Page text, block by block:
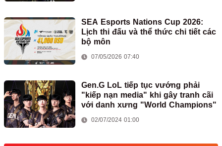
SEA Esports Nations Cup 2026:
Lịch thi đấu và thể thức chi tiết các
bộ môn
07/05/2026 07:40
Gen.G LoL tiếp tục vướng phải
"kiếp nạn media" khi gây tranh cãi
với danh xưng "World Champions"
02/07/2024 01:00